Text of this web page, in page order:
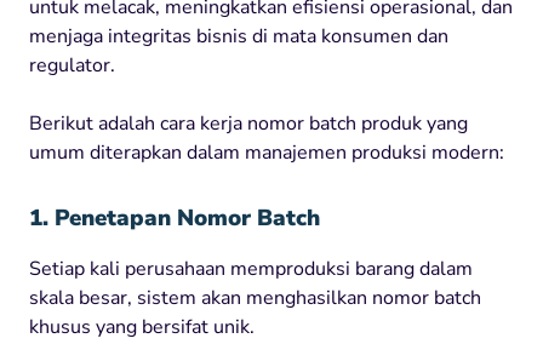
untuk melacak, meningkatkan efisiensi operasional, dan
menjaga integritas bisnis di mata konsumen dan
regulator.
Berikut adalah cara kerja nomor batch produk yang
umum diterapkan dalam manajemen produksi modern:
1. Penetapan Nomor Batch
Setiap kali perusahaan memproduksi barang dalam
skala besar, sistem akan menghasilkan nomor batch
khusus yang bersifat unik.